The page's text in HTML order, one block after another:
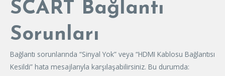
SCART Bağlantı
Sorunları
Bağlantı sorunlarında “Sinyal Yok” veya “HDMI Kablosu Bağlantısı
Kesildi” hata mesajlarıyla karşılaşabilirsiniz. Bu durumda: